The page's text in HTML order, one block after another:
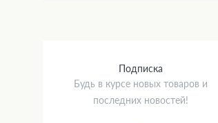
Подписка
Будь в курсе новых товаров и
последних новостей!